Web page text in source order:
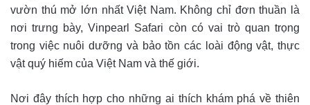
vườn thú mở lớn nhất Việt Nam. Không chỉ đơn thuần là
nơi trưng bày, Vinpearl Safari còn có vai trò quan trọng
trong việc nuôi dưỡng và bảo tồn các loài động vật, thực
vật quý hiếm của Việt Nam và thế giới.
Nơi đây thích hợp cho những ai thích khám phá về thiên